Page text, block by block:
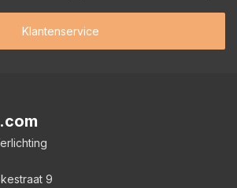
Klantenservice
9